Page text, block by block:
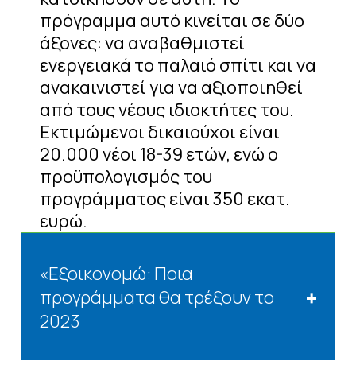
πρόγραμμα αυτό κινείται σε δύο
άξονες: να αναβαθμιστεί
ενεργειακά το παλαιό σπίτι και να
ανακαινιστεί για να αξιοποιηθεί
από τους νέους ιδιοκτήτες του.
Εκτιμώμενοι δικαιούχοι είναι
20.000 νέοι 18-39 ετών, ενώ ο
προϋπολογισμός του
προγράμματος είναι 350 εκατ.
ευρώ.
«Εξοικονομώ: Ποια
προγράμματα θα τρέξουν το
2023